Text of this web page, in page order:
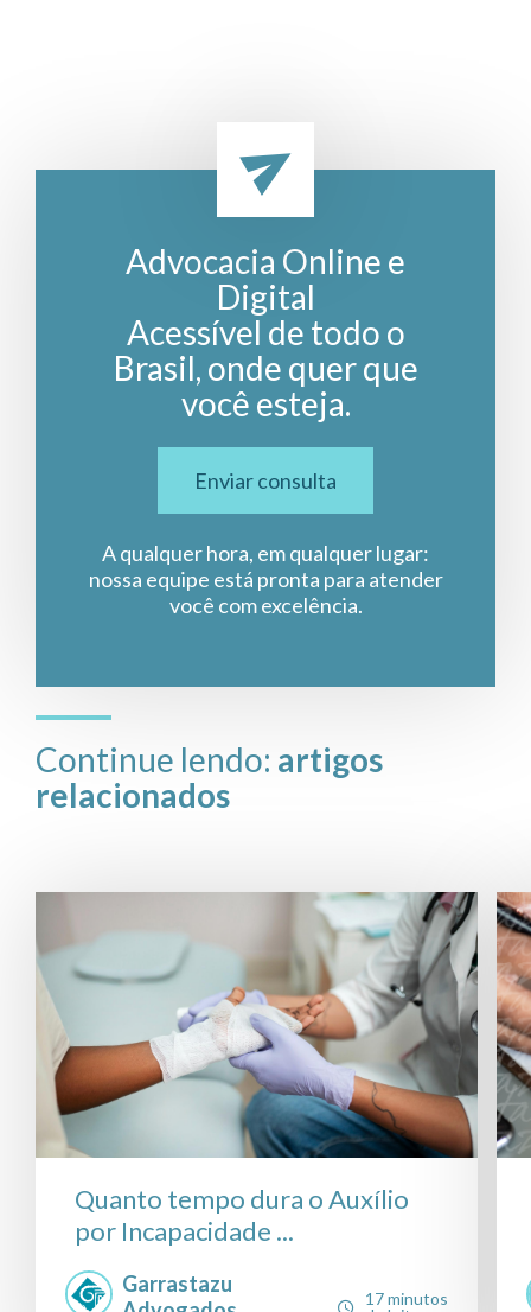
Advocacia Online e
Digital
Acessível de todo o
Brasil, onde quer que
você esteja.
Enviar consulta
A qualquer hora, em qualquer lugar:
nossa equipe está pronta para atender
você com excelência.
Continue lendo: artigos
relacionados
Quanto tempo dura o Auxílio
por Incapacidade ...
Garrastazu
17 minutos